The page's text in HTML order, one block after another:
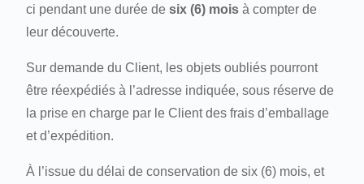
ci pendant une durée de six (6) mois à compter de
leur découverte.
Sur demande du Client, les objets oubliés pourront
être réexpédiés à l’adresse indiquée, sous réserve de
la prise en charge par le Client des frais d’emballage
et d’expédition.
À l’issue du délai de conservation de six (6) mois, et